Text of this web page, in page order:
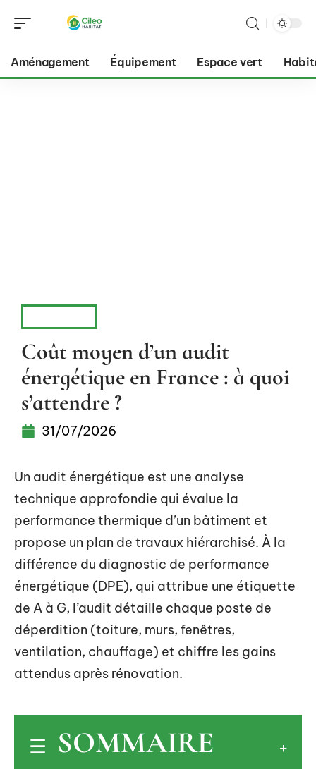
Aménagement Équipement Espace vert
Coût moyen d’un audit
énergétique en France : à quoi
s’attendre ?
31/07/2026
Un audit énergétique est une analyse
technique approfondie qui évalue la
performance thermique d’un bâtiment et
propose un plan de travaux hiérarchisé. À la
différence du diagnostic de performance
énergétique (DPE), qui attribue une étiquette
de A à G, l’audit détaille chaque poste de
déperdition (toiture, murs, fenêtres,
ventilation, chauffage) et chiffre les gains
attendus après rénovation.
SOMMAIRE